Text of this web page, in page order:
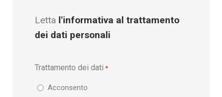
Letta l'informativa al trattamento
dei dati personali
Trattamento dei dati *
Acconsento